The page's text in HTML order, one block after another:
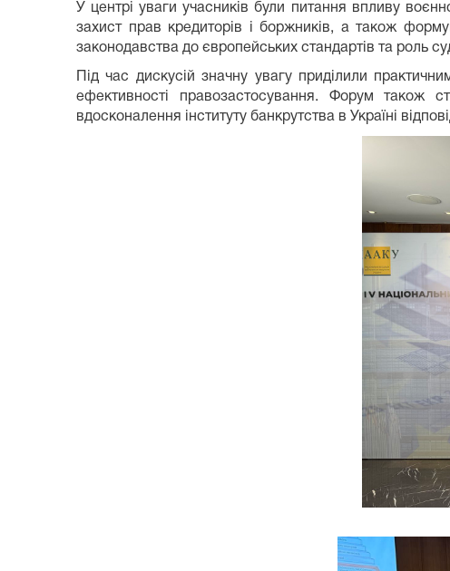
У центрі уваги учасників були питання впливу
захист прав кредиторів і боржників, а також
законодавства до європейських стандартів та роль
Під час дискусій значну увагу приділили
ефективності правозастосування. Форум також
вдосконалення інституту банкрутства в Україні